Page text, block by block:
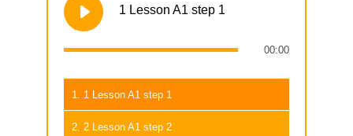
1 Lesson A1 step 1
00:00
1. 1 Lesson A1 step 1
2. 2 Lesson A1 step 2